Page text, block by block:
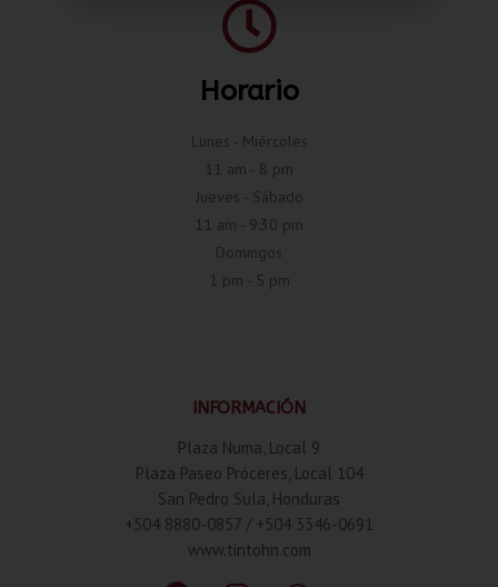
Horario
Lunes - Miércoles
11 am - 8 pm
Jueves - Sábado
11 am - 9:30 pm
Domingos
1 pm - 5 pm
INFORMACIÓN
Plaza Numa, Local 9
Plaza Paseo Próceres, Local 104
San Pedro Sula, Honduras
+504 8880-0857 / +504 3346-0691
www.tintohn.com